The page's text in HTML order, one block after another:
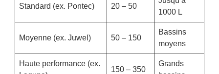
Standard (ex. Pontec) 20 – 50
1000 L
Moyenne (ex. Juwel) 50 – 150
Bassins
moyens
Haute performance (ex.
150 – 350
Grands